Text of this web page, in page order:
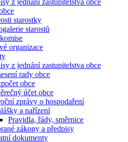
z jednání zastupitelstva obce
starostky
starostů
organizace
z jednání zastupitelstva obce
rady obce
obce
účet obce
zprávy o hospodaření
a nařízení
Pravidla, řády, směrnice
zákony a předpisy
dokumenty